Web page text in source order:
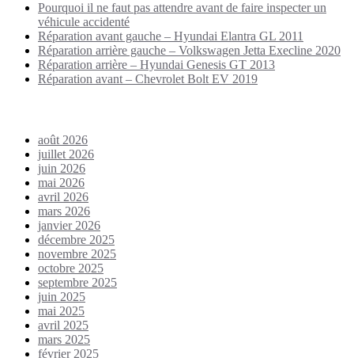
Pourquoi il ne faut pas attendre avant de faire inspecter un
véhicule accidenté
Réparation avant gauche – Hyundai Elantra GL 2011
Réparation arrière gauche – Volkswagen Jetta Execline 2020
Réparation arrière – Hyundai Genesis GT 2013
Réparation avant – Chevrolet Bolt EV 2019
août 2026
juillet 2026
juin 2026
mai 2026
avril 2026
mars 2026
janvier 2026
décembre 2025
novembre 2025
octobre 2025
septembre 2025
juin 2025
mai 2025
avril 2025
mars 2025
février 2025